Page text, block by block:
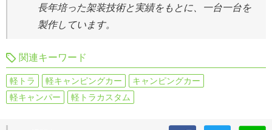
長年培った架装技術と実績をもとに、一台一台を
製作しています。
関連キーワード
軽トラ 軽キャンピングカー
キャンピングカー
軽キャンパー
軽トラカスタム